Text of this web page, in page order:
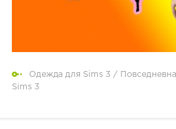
Одежда для Sims 3 /
Sims 3